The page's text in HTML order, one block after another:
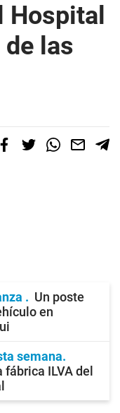
Hospital
las
Un poste
en
semana
ILVA del